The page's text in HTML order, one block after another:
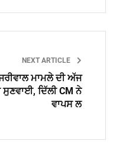
NEXT ARTICLE
ਮਾਮਲੇ ਦੀ ਅੱਜ
ਦਿੱਲੀ CM ਨੇ
ਵਾਪਸ ਲ